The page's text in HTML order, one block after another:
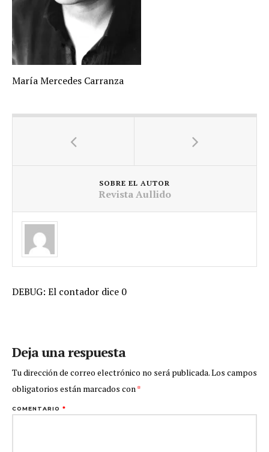
María Mercedes Carranza
SOBRE EL AUTOR
Revista Aullido
DEBUG: El contador dice 0
Deja una respuesta
Tu dirección de correo electrónico no será publicada.Los campos
obligatorios están marcados con*
COMENTARIO *